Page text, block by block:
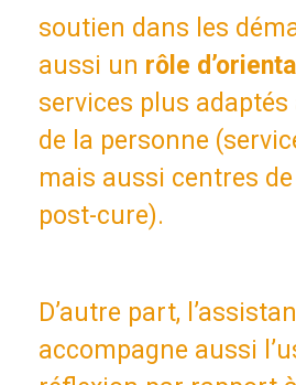
soutien dans les
aussi un rôle
services plus
de la personne
mais aussi centres
post-cure).
D’autre part,
accompagne aussi